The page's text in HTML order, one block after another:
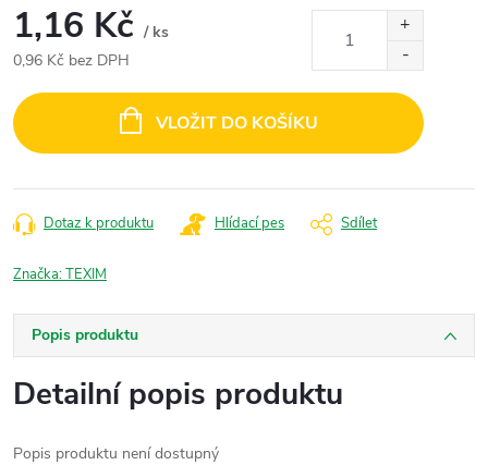
1,16 Kč / ks
0,96 Kč bez DPH
cena:
VLOŽIT DO KOŠÍKU
Dotaz k produktu Hlídací pes Sdílet
Značka:TEXIM
Popis produktu
Detailní popis produktu
Popis produktu není dostupný